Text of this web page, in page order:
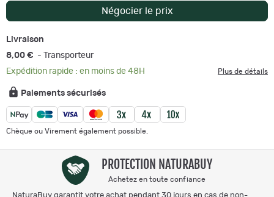
Négocier le prix
Livraison
8,00 € - Transporteur
Expédition rapide : en moins de 48H
Plus de détails
Paiements sécurisés
Chèque ou Virement également possible.
PROTECTION NATURABUY
Achetez en toute confiance
NaturaBuy garantit votre achat pendant 30 jours en cas de non-